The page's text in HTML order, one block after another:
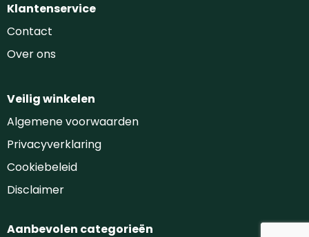
Klantenservice
Contact
Over ons
Veilig winkelen
Algemene voorwaarden
Privacyverklaring
Cookiebeleid
Disclaimer
Aanbevolen categorieën